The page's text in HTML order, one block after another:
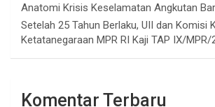
Anatomi Krisis Keselamatan Angkutan
Setelah 25 Tahun Berlaku, UII dan Komisi
Ketatanegaraan MPR RI Kaji TAP IX/MPR/
Komentar Terbaru